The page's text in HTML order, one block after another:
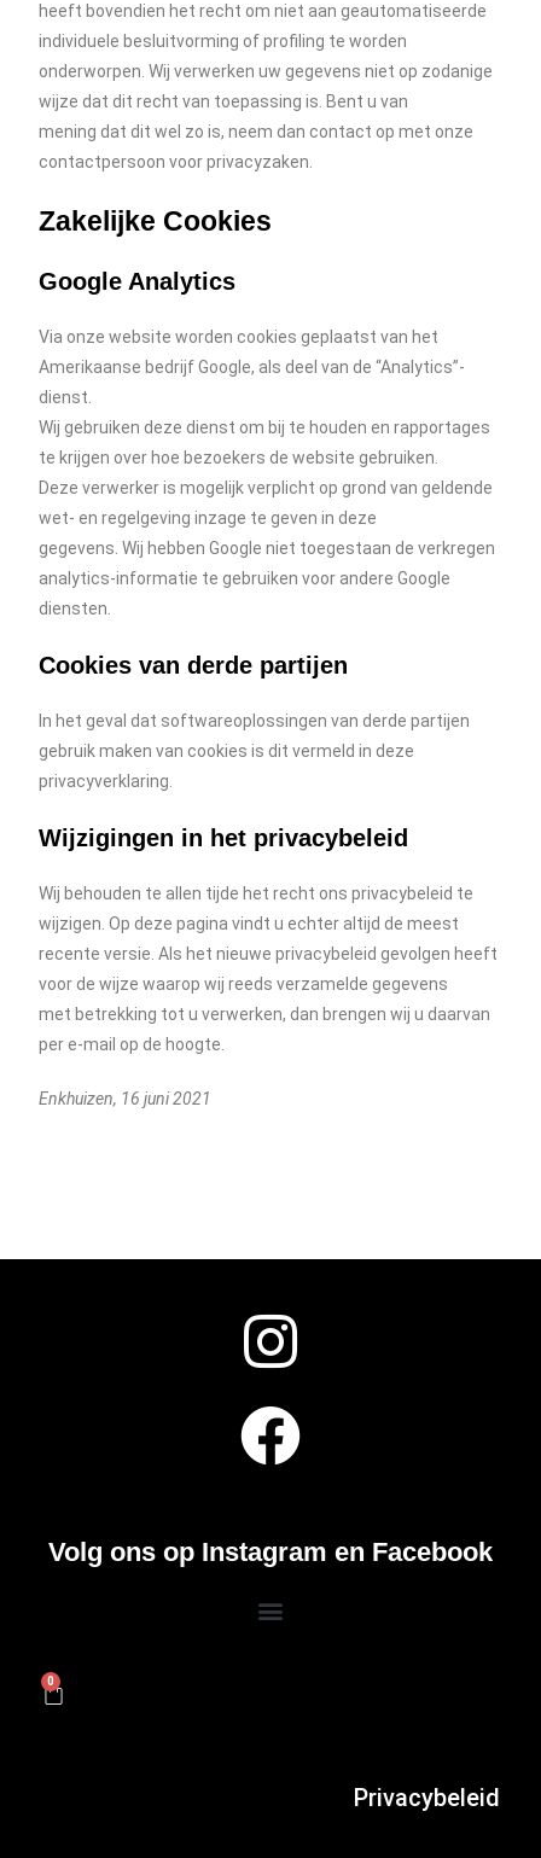
heeft bovendien het recht om niet aan geautomatiseerde
individuele besluitvorming of profiling te worden
onderworpen. Wij verwerken uw gegevens niet op zodanige
wijze dat dit recht van toepassing is. Bent u van
mening dat dit wel zo is, neem dan contact op met onze
contactpersoon voor privacyzaken.
Zakelijke Cookies
Google Analytics
Via onze website worden cookies geplaatst van het
Amerikaanse bedrijf Google, als deel van de “Analytics”-
dienst.
Wij gebruiken deze dienst om bij te houden en rapportages
te krijgen over hoe bezoekers de website gebruiken.
Deze verwerker is mogelijk verplicht op grond van geldende
wet- en regelgeving inzage te geven in deze
gegevens. Wij hebben Google niet toegestaan de verkregen
analytics-informatie te gebruiken voor andere Google
diensten.
Cookies van derde partijen
In het geval dat softwareoplossingen van derde partijen
gebruik maken van cookies is dit vermeld in deze
privacyverklaring.
Wijzigingen in het privacybeleid
Wij behouden te allen tijde het recht ons privacybeleid te
wijzigen. Op deze pagina vindt u echter altijd de meest
recente versie. Als het nieuwe privacybeleid gevolgen heeft
voor de wijze waarop wij reeds verzamelde gegevens
met betrekking tot u verwerken, dan brengen wij u daarvan
per e-mail op de hoogte.
Enkhuizen, 16 juni 2021
Volg ons op Instagram en Facebook
0
Privacybeleid